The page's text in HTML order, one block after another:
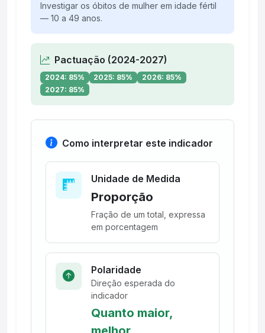
Investigar os óbitos de mulher em idade fértil
— 10 a 49 anos.
Pactuação (2024-2027)
2024: 85% 2025: 85%
2026: 85%
2027: 85%
Como interpretar este indicador
Unidade de Medida
Proporção
Fração de um total, expressa
em porcentagem
Polaridade
Direção esperada do
indicador
Quanto maior,